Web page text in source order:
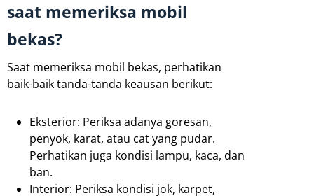
saat memeriksa mobil
bekas?
Saat memeriksa mobil bekas, perhatikan
baik-baik tanda-tanda keausan berikut:
Eksterior: Periksa adanya goresan,
penyok, karat, atau cat yang pudar.
Perhatikan juga kondisi lampu, kaca, dan
ban.
Interior: Periksa kondisi jok, karpet,